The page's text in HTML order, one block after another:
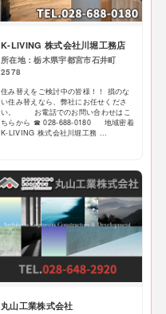
K-LIVING 株式会社川堀工務店
所在地：栃木県宇都宮市石井町
2578
住み替えをご検討中の皆様！！ 損のな
い住み替えなら、弊社にお任せくださ
い。 お電話でのお問い合わせはこ
ちらから ☎ 028-688-0180 地域密着
K-LIVING 株式会社川堀工務 ...
丸山工業株式会社